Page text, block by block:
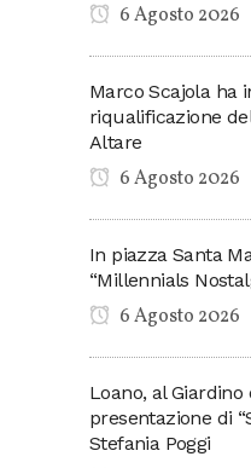
6 Agosto 2026
Marco Scajola ha
riqualificazione
Altare
6 Agosto 2026
In piazza Santa
“Millennials
6 Agosto 2026
Loano, al
presentazione di
Stefania Poggi